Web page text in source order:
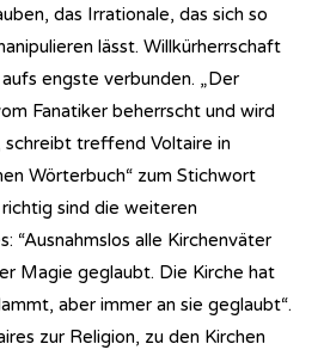
das Irrationale, das sich so
lässt. Willkürherrschaft
engste verbunden. „Der
Fanatiker beherrscht und wird
schreibt treffend Voltaire in
Wörterbuch“ zum Stichwort
sind die weiteren
“Ausnahmslos alle Kirchenväter
Magie geglaubt. Die Kirche hat
aber immer an sie geglaubt“.
zur Religion, zu den Kirchen